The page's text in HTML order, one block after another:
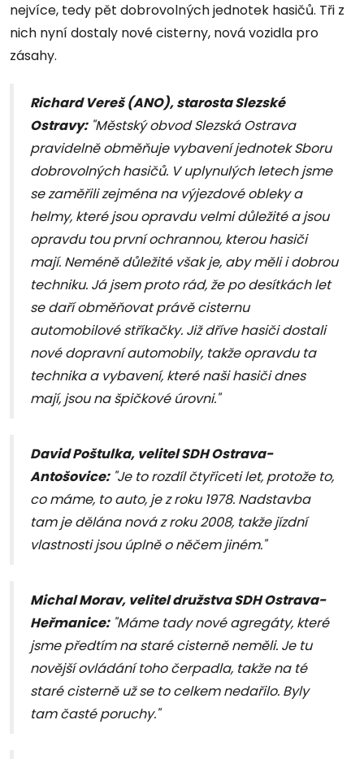
nejvíce, tedy pět dobrovolných jednotek hasičů. Tři z
nich nyní dostaly nové cisterny, nová vozidla pro
zásahy.
Richard Vereš (ANO), starosta Slezské
Ostravy:"Městský obvod Slezská Ostrava
pravidelně obměňuje vybavení jednotek Sboru
dobrovolných hasičů. V uplynulých letech jsme
se zaměřili zejména na výjezdové obleky a
helmy, které jsou opravdu velmi důležité a jsou
opravdu tou první ochrannou, kterou hasiči
mají. Neméně důležité však je, aby měli i dobrou
techniku. Já jsem proto rád, že po desítkách let
se daří obměňovat právě cisternu
automobilové stříkačky. Již dříve hasiči dostali
nové dopravní automobily, takže opravdu ta
technika a vybavení, které naši hasiči dnes
mají, jsou na špičkové úrovni."
David Poštulka, velitel SDH Ostrava-
Antošovice:"Je to rozdíl čtyřiceti let, protože to,
co máme, to auto, je z roku 1978. Nadstavba
tam je dělána nová z roku 2008, takže jízdní
vlastnosti jsou úplně o něčem jiném."
Michal Morav, velitel družstva SDH Ostrava-
Heřmanice:"Máme tady nové agregáty, které
jsme předtím na staré cisterně neměli. Je tu
novější ovládání toho čerpadla, takže na té
staré cisterně už se to celkem nedařilo. Byly
tam časté poruchy."